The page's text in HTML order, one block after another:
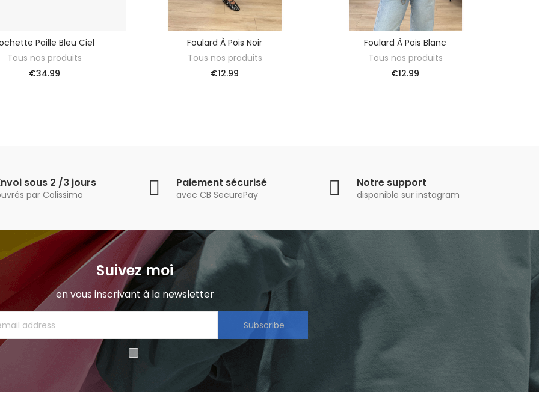
ADD TO BASKET
Paille Bleu Ciel
Tous nos produits
€34.99
ADD TO BASKET
Foulard À Pois Noir
Tous nos produits
€12.99
ADD TO BASKET
Foulard À Pois Blanc
Tous nos produits
€12.99
sous 2 /3 jours
par Colissimo
Paiement sécurisé
avec CB SecurePay
Notre support
disponible sur instagram
Suivez moi
en vous inscrivant à la newsletter
Subscribe